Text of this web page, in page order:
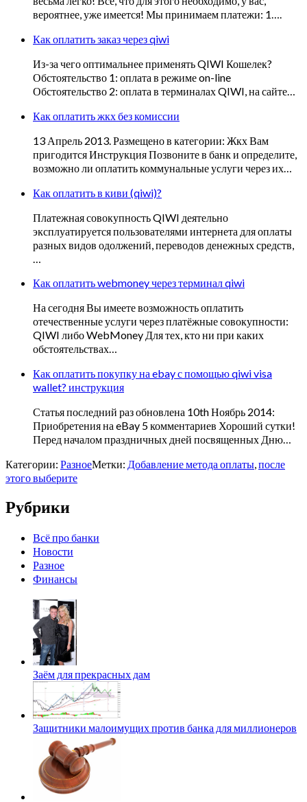
вероятнее, уже имеется! Мы принимаем платежи: 1….
Как оплатить заказ через qiwi
Из-за чего оптимальнее применять QIWI Кошелек?
Обстоятельство 1: оплата в режиме on-line
Обстоятельство 2: оплата в терминалах QIWI, на сайте…
Как оплатить жкх без комиссии
13 Апрель 2013. Размещено в категории: Жкх Вам
пригодится Инструкция Позвоните в банк и определите,
возможно ли оплатить коммунальные услуги через их…
Как оплатить в киви (qiwi)?
Платежная совокупность QIWI деятельно
эксплуатируется пользователями интернета для оплаты
разных видов одолжений, переводов денежных средств,
…
Как оплатить webmoney через терминал qiwi
На сегодня Вы имеете возможность оплатить
отечественные услуги через платёжные совокупности:
QIWI либо WebMoney Для тех, кто ни при каких
обстоятельствах…
Как оплатить покупку на ebay с помощью qiwi visa
wallet? инструкция
Статья последний раз обновлена 10th Ноябрь 2014:
Приобретения на eBay 5 комментариев Хороший сутки!
Перед началом праздничных дней посвященных Дню…
Категории: РазноеМетки: Добавление метода оплаты,после
этого выберите
Рубрики
Всё про банки
Новости
Разное
Финансы
Заём для прекрасных дам
Защитники малоимущих против банка для миллионеров